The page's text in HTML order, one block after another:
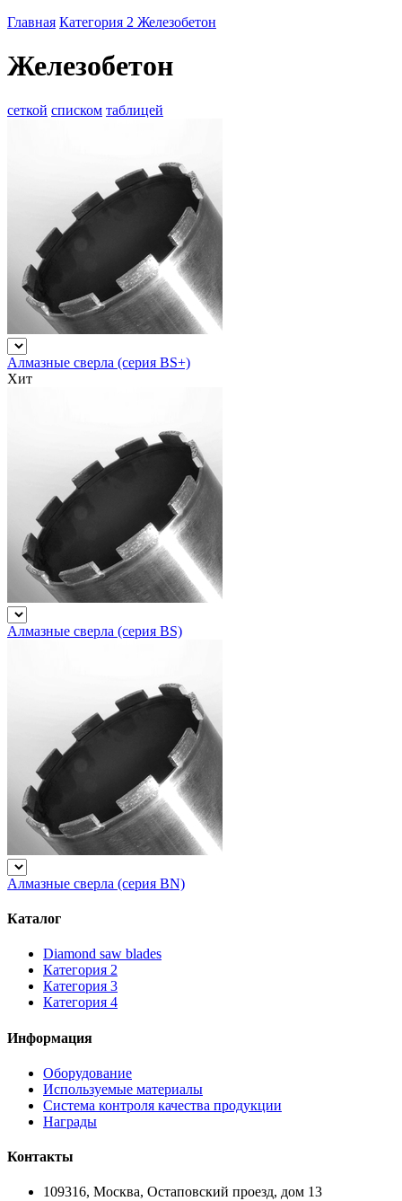
Главная Категория 2 Железобетон
Железобетон
сеткой списком таблицей
Алмазные сверла (серия BS+)
Хит
Алмазные сверла (серия BS)
Алмазные сверла (серия BN)
Каталог
Diamond saw blades
Категория 2
Категория 3
Категория 4
Информация
Оборудование
Используемые материалы
Система контроля качества продукции
Награды
Контакты
109316, Москва, Остаповский проезд, дом 13